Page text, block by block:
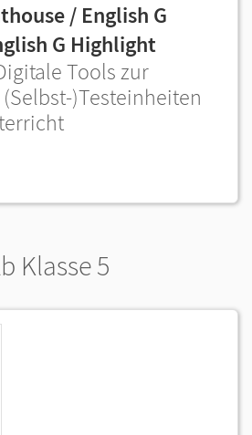
/ English G
G Highlight
Tools zur
)Testeinheiten
Klasse 5